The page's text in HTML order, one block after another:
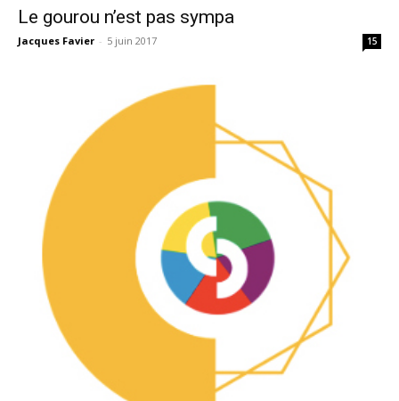
Le gourou n’est pas sympa
Jacques Favier - 5 juin 2017 15